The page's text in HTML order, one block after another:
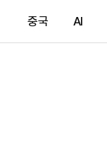
중국 AI